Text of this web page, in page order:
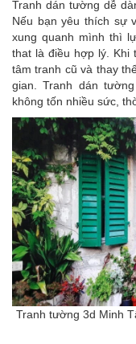
Tranh dán tường dễ
Nếu bạn yêu thích sự
xung quanh mình thì
that là điều hợp lý. Khi
tâm tranh cũ và thay
gian. Tranh dán
không tốn nhiều sức,
Tranh tường 3d Minh